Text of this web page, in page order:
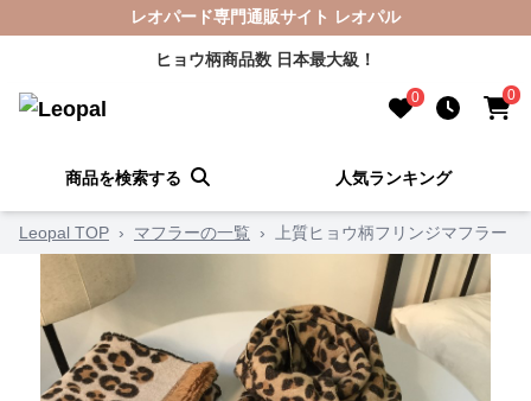
レオパード専門通販サイト レオパル
ヒョウ柄商品数 日本最大級！
0 0
商品を検索する 人気ランキング
Leopal TOP › マフラーの一覧 › 上質ヒョウ柄フリンジマフラー